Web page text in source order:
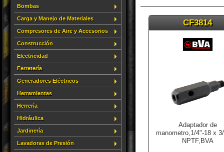
Bombas
Carga y Manejo de Materiales
Compresores de Aire y Accesorios
Construcción
Electricidad
Ferretería
Generadores Eléctricos
Herramientas
Herrería
Hidráulica
Jardinería
Lavadoras de Presión
CF3814
Adaptador de
manometro,1/4"-18 x
NPTF,BVA